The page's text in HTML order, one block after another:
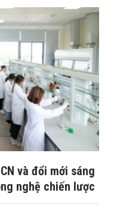
và đổi mới sáng
nghệ chiến lược